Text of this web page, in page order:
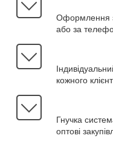
Оформлення
або за
кожного
Гнучка
оптові